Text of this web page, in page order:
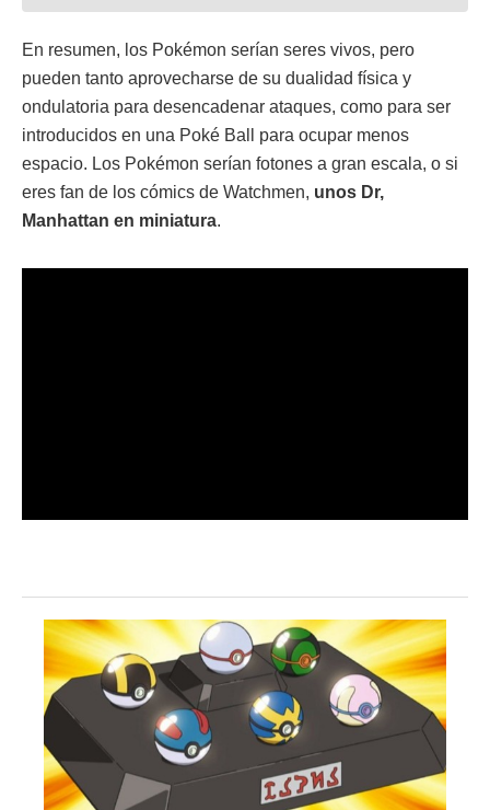
En resumen, los Pokémon serían seres vivos, pero
pueden tanto aprovecharse de su dualidad física y
ondulatoria para desencadenar ataques, como para ser
introducidos en una Poké Ball para ocupar menos
espacio. Los Pokémon serían fotones a gran escala, o si
eres fan de los cómics de Watchmen, unos Dr,
Manhattan en miniatura.